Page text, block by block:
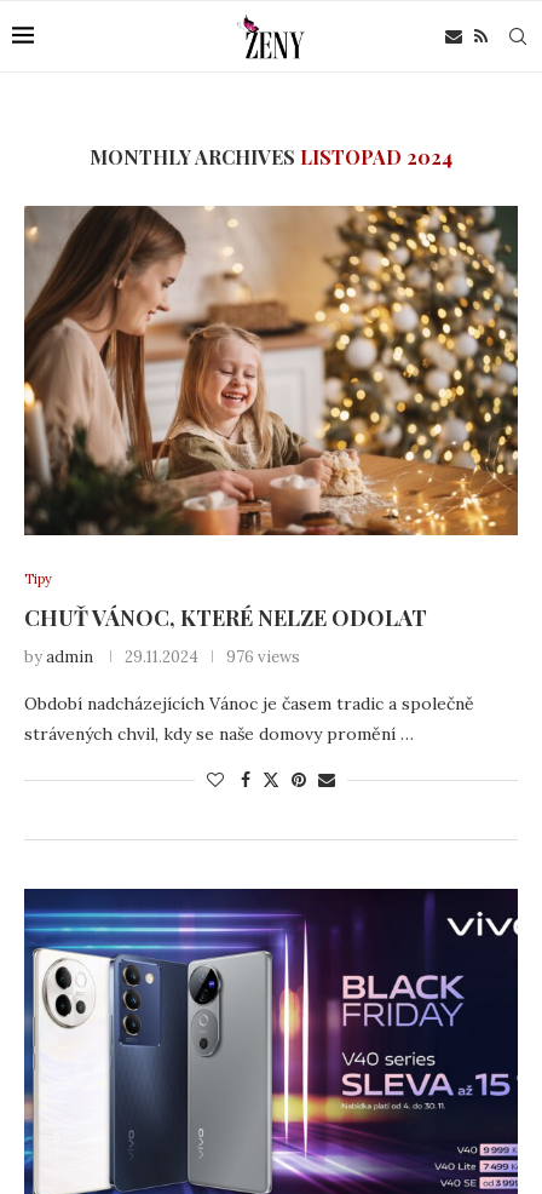
MONTHLY ARCHIVES LISTOPAD 2024
Tipy
CHUŤ VÁNOC, KTERÉ NELZE ODOLAT
byadmin 29.11.2024 976 views
Období nadcházejících Vánoc je časem tradic a společně
strávených chvil, kdy se naše domovy promění …